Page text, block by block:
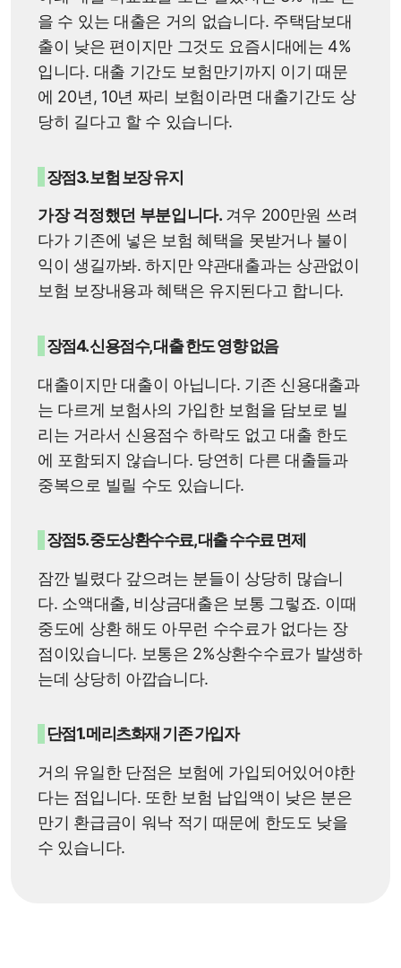
을 수 있는 대출은 거의 없습니다. 주택담보대
출이 낮은 편이지만 그것도 요즘시대에는 4%
입니다. 대출 기간도 보험만기까지 이기 때문
에 20년, 10년 짜리 보험이라면 대출기간도 상
당히 길다고 할 수 있습니다.
장점3. 보험 보장 유지
가장 걱정했던 부분입니다. 겨우 200만원 쓰려
다가 기존에 넣은 보험 혜택을 못받거나 불이
익이 생길까봐. 하지만 약관대출과는 상관없이
보험 보장내용과 혜택은 유지된다고 합니다.
장점4. 신용점수, 대출 한도 영향 없음
대출이지만 대출이 아닙니다. 기존 신용대출과
는 다르게 보험사의 가입한 보험을 담보로 빌
리는 거라서 신용점수 하락도 없고 대출 한도
에 포함되지 않습니다. 당연히 다른 대출들과
중복으로 빌릴 수도 있습니다.
장점5. 중도상환수수료, 대출 수수료 면제
잠깐 빌렸다 갚으려는 분들이 상당히 많습니
다. 소액대출, 비상금대출은 보통 그렇죠. 이때
중도에 상환 해도 아무런 수수료가 없다는 장
점이있습니다. 보통은 2%상환수수료가 발생하
는데 상당히 아깝습니다.
단점1. 메리츠화재 기존 가입자
거의 유일한 단점은 보험에 가입되어있어야한
다는 점입니다. 또한 보험 납입액이 낮은 분은
만기 환급금이 워낙 적기 때문에 한도도 낮을
수 있습니다.